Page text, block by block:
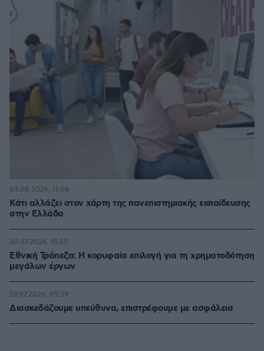
Κάτι αλλάζει στον χάρτη της πανεπιστημιακής εκπαίδευσης
στην Ελλάδα
03.08.2026, 11:06
Εθνική Τράπεζα: Η κορυφαία επιλογή για τη χρηματοδότηση
μεγάλων έργων
30.07.2026, 15:25
Διασκεδάζουμε υπεύθυνα, επιστρέφουμε με ασφάλεια
29.07.2026, 09:39